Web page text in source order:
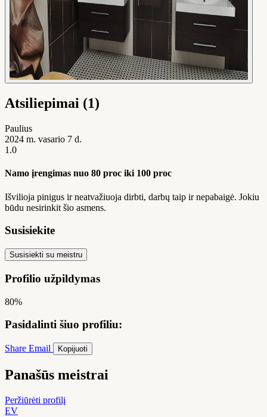
Atsiliepimai (1)
Paulius
2024 m. vasario 7 d.
1.0
Namo įrengimas nuo 80 proc iki 100 proc
Išvilioja pinigus ir neatvažiuoja dirbti, darbų taip ir nepabaigė. Jokiu
būdu nesirinkit šio asmens.
Susisiekite
Susisiekti su meistru
Profilio užpildymas
80%
Pasidalinti šiuo profiliu:
Share Email Kopijuoti
Panašūs meistrai
Peržiūrėti profilį
EV